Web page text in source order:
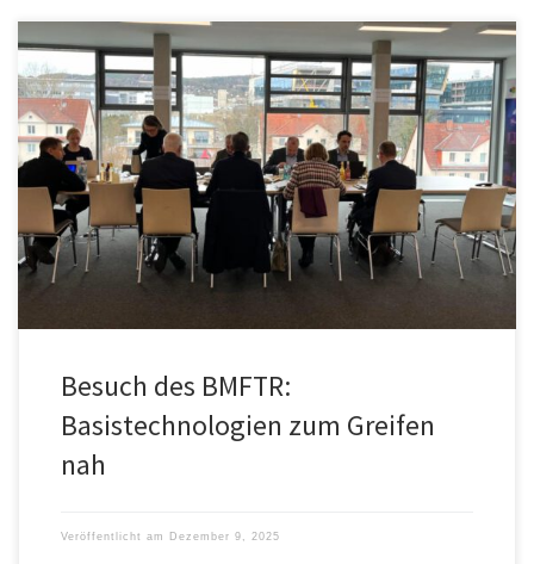
Ministerialdirigent Beyer, Unterabteilungsleiter der
Schlüsseltechnologien am BMFTR, besuchte Ende November das
LPI Jena und erhielt dabei Demonstrationen und hautnahen
Einblick in ausgewählte LPI Basistechnologien. Vertreter:innen der
Konsortialpartner verdeutlichten den Fortschritt und Bedarf des LPI
Jena.
Besuch des BMFTR:
Basistechnologien zum Greifen
nah
Veröffentlicht am Dezember 9, 2025